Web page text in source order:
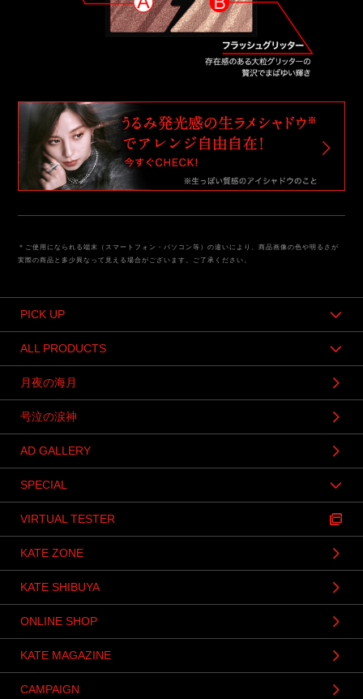
＊ご使用になられる端末（スマートフォン・パソコン等）の違いにより、商品画像の色や明るさが
実際の商品と多少異なって見える場合がございます。ご了承ください。
PICK UP
ALL PRODUCTS
月夜の海月
号泣の涙神
AD GALLERY
SPECIAL
VIRTUAL TESTER
KATE ZONE
KATE SHIBUYA
ONLINE SHOP
KATE MAGAZINE
CAMPAIGN